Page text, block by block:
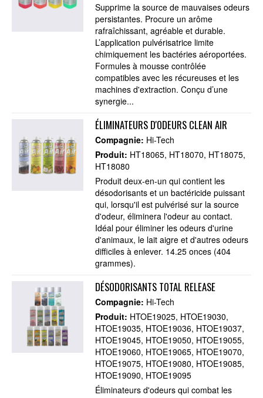
Supprime la source de mauvaises odeurs
persistantes. Procure un arôme
rafraîchissant, agréable et durable.
L’application pulvérisatrice limite
chimiquement les bactéries aéroportées.
Formules à mousse contrôlée
compatibles avec les récureuses et les
machines d'extraction. Conçu d’une
synergie...
ÉLIMINATEURS D'ODEURS CLEAN AIR
Compagnie: Hi-Tech
Produit: HT18065 HT18070 HT18075
HT18080
Produit deux-en-un qui contient les
désodorisants et un bactéricide puissant
qui, lorsqu'il est pulvérisé sur la source
d'odeur, éliminera l'odeur au contact.
Idéal pour éliminer les odeurs d'urine
d'animaux, le lait aigre et d'autres odeurs
difficiles à enlever. 14.25 onces (404
grammes).
DÉSODORISANTS TOTAL RELEASE
Compagnie: Hi-Tech
Produit: HTOE19025 HTOE19030
HTOE19035 HTOE19036 HTOE19037
HTOE19045 HTOE19050 HTOE19055
HTOE19060 HTOE19065 HTOE19070
HTOE19075 HTOE19080 HTOE19085
HTOE19090 HTOE19095
Éliminateurs d'odeurs qui combat les